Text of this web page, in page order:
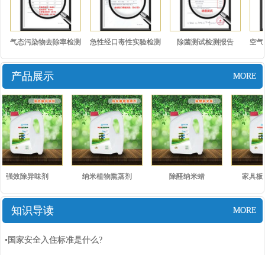
气态污染物去除率检测
报告..
急性经口毒性实验检测
报告..
除菌测试检测报告 空气
产品展示 MORE
强效除异味剂 纳米植物熏蒸剂 除醛纳米蜡 家具板
知识导读 MORE
•国家安全入住标准是什么?